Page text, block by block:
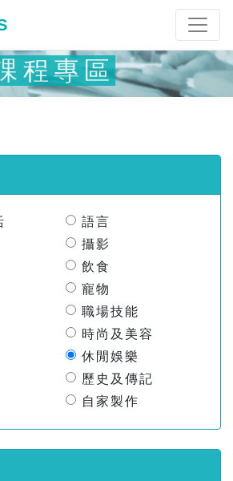
程專區
語言
攝影
飲食
寵物
職場技能
時尚及美容
休閒娛樂
歷史及傳記
自家製作